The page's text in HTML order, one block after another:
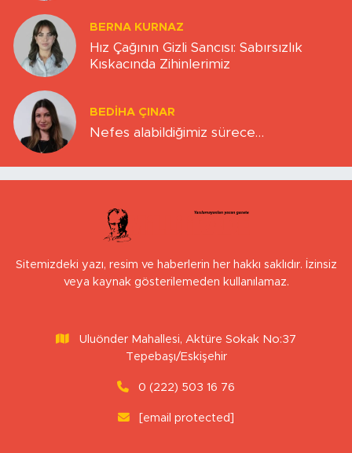
BERNA KURNAZ
Hız Çağının Gizli Sancısı: Sabırsızlık
Kıskacında Zihinlerimiz
BEDIHA ÇINAR
Nefes alabildiğimiz sürece…
Sitemizdeki yazı, resim ve haberlerin her hakkı saklıdır. İzinsiz
veya kaynak gösterilemeden kullanılamaz.
Uluönder Mahallesi, Aktüre Sokak No:37
Tepebaşı/Eskişehir
0 (222) 503 16 76
[email protected]